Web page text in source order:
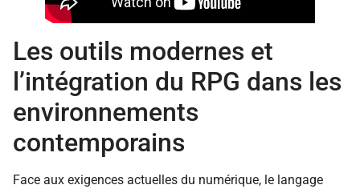
Les outils modernes et
l’intégration du RPG dans les
environnements
contemporains
Face aux exigences actuelles du numérique, le langage